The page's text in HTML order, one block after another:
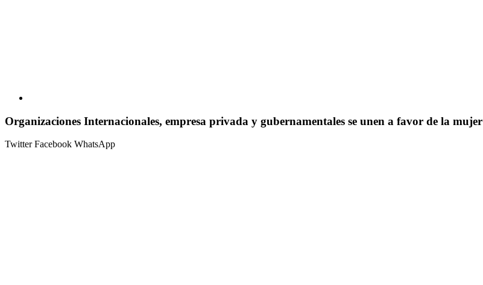
Organizaciones Internacionales, empresa privada y gubernamentales se unen a favor de la mujer
TwitterFacebook WhatsApp